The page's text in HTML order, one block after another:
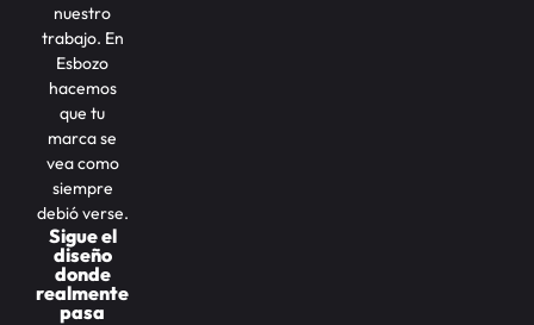
nuestro
trabajo. En
Esbozo
hacemos
que tu
marca se
vea como
siempre
debió verse.
Sigue el
diseño
donde
realmente
pasa